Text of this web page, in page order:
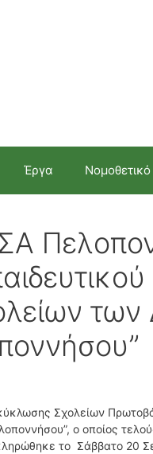
Έργα Νομοθετικό
των
Σχολείων
ο οποίος
το Σάββατο 20